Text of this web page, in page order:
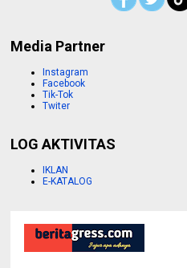
Media Partner
Instagram
Facebook
Tik-Tok
Twiter
LOG AKTIVITAS
IKLAN
E-KATALOG